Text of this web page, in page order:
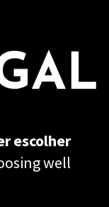
escolher
well